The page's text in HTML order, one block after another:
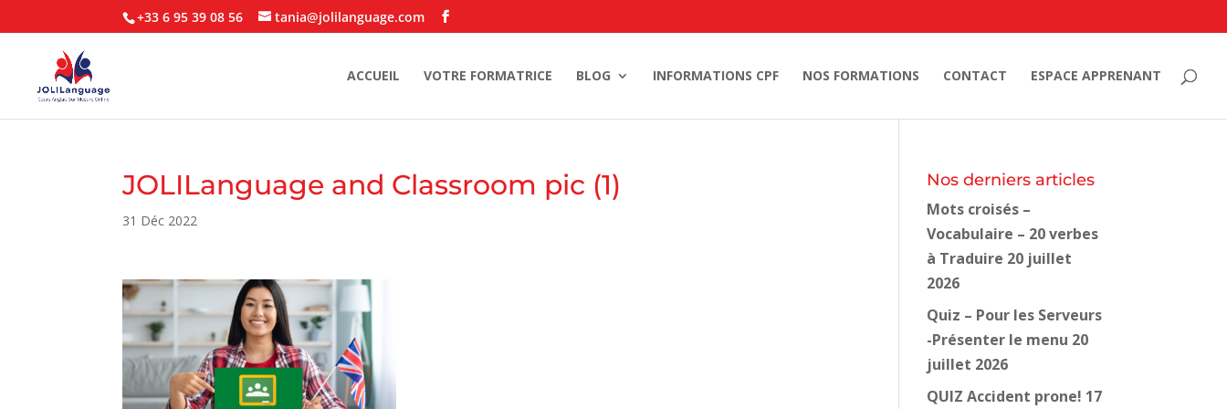
+33 6 95 39 08 56 tania@jolilanguage.com
ACCUEIL VOTRE FORMATRICE BLOG INFORMATIONS CPF NOS FORMATIONS CONTACT ESPACE APPRENANT
JOLILanguage and Classroom pic (1)
31 Déc 2022
Nos derniers articles
Mots croisés –
Vocabulaire – 20 verbes
à Traduire 20 juillet
2026
Quiz – Pour les Serveurs
-Présenter le menu 20
juillet 2026
QUIZ Accident prone! 17